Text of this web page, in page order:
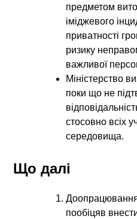
предметом
іміджевого
приватності
ризику
важливої
Міністерство
поки що не
стосовно всіх
середовища.
Що далі
пообіцяв